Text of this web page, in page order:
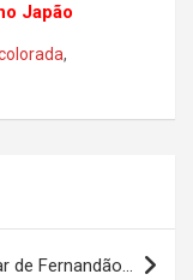
Japão
,
de Fernandão…